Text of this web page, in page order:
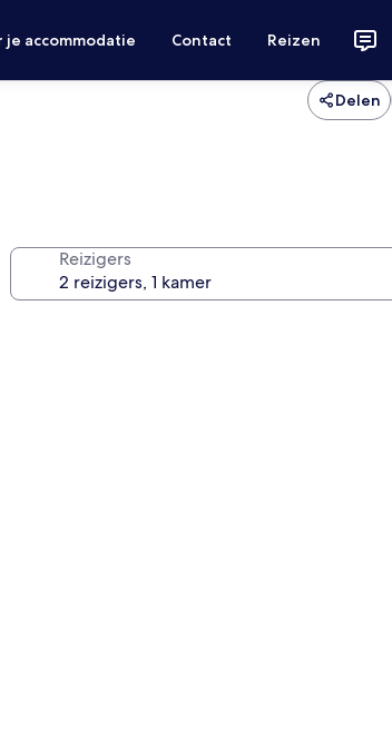
accommodatie Contact Reizen
Delen
Reizigers